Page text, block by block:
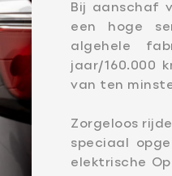
Openingstijden
08:00 - 18:00
Bij aanschaf
een hoge
algehele
jaar/160.000
van ten
Zorgeloos
speciaal
elektrische